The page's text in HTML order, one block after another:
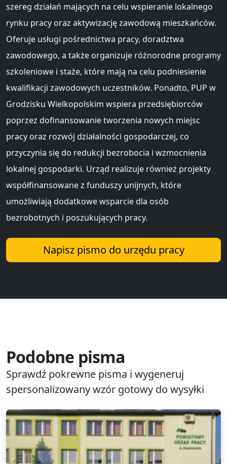
szereg działań mających na celu wspieranie lokalnego
rynku pracy oraz aktywizację zawodową mieszkańców.
Oferuje usługi pośrednictwa pracy, doradztwa
zawodowego, a także organizuje różnorodne programy
szkoleniowe i staże, które mają na celu podniesienie
kwalifikacji zawodowych uczestników. Ponadto, PUP w
Grodzisku Wielkopolskim wspiera przedsiębiorców
poprzez dofinansowanie tworzenia nowych miejsc
pracy oraz rozwój działalności gospodarczej, co
przyczynia się do redukcji bezrobocia i wzmocnienia
lokalnej gospodarki. Urząd realizuje również projekty
współfinansowane z funduszy unijnych, które
umożliwiają dodatkowe wsparcie dla osób
bezrobotnych i poszukujących pracy.
Napisz pismo do urzędu pracy
Podobne pisma
Sprawdź pokrewne pisma i wygeneruj
spersonalizowany wzór gotowy do wysyłki